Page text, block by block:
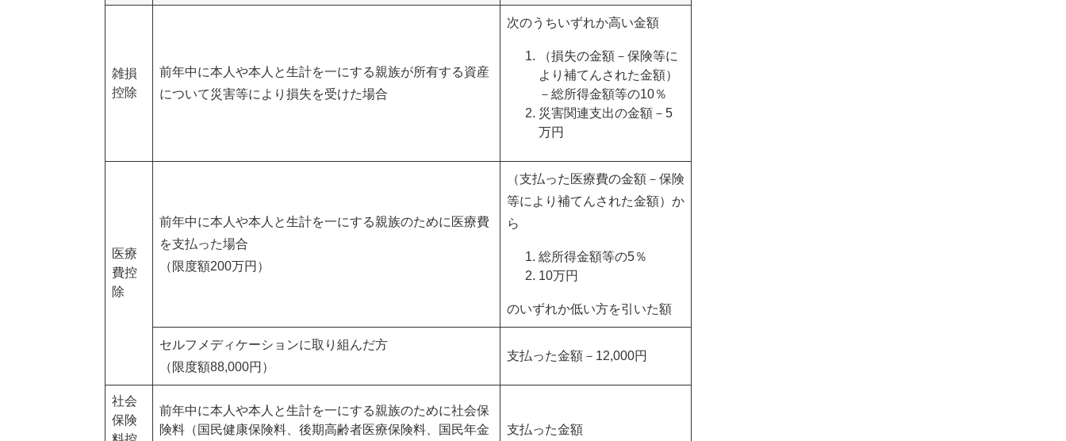
雑損
控除
前年中に本人や本人と生計を一にする親族が所有する資産
について災害等により損失を受けた場合
次のうちいずれか高い金額
（損失の金額－保険等に
より補てんされた金額）
－総所得金額等の10％
災害関連支出の金額－5
万円
医療
費控
除
前年中に本人や本人と生計を一にする親族のために医療費
を支払った場合
（限度額200万円）
（支払った医療費の金額－保険
等により補てんされた金額）か
ら
総所得金額等の5％
10万円
のいずれか低い方を引いた額
セルフメディケーションに取り組んだ方
（限度額88,000円）
支払った金額－12,000円
社会
保険
前年中に本人や本人と生計を一にする親族のために社会保
険料（国民健康保険料、後期高齢者医療保険料、国民年金
支払った金額